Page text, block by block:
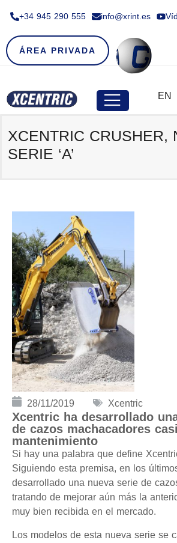
+34 945 290 555​ info@xrint.es
ÁREA PRIVADA
EN
XCENTRIC CRUSHER,
SERIE ‘A’
28/11/2019 Xcentric
Xcentric ha desarrollado
de cazos machacadores
mantenimiento
Si hay una palabra que define
Siguiendo esta premisa, en los
desarrollado una nueva serie de
tratando de mejorar aún más la
muy bien recibida en el mercado.
Los modelos de esta nueva serie se